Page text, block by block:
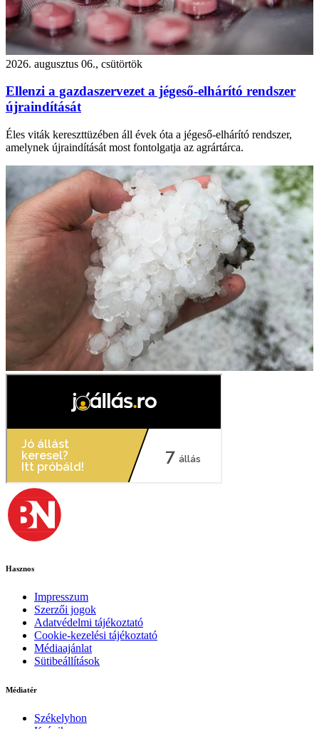
2026. augusztus 06., csütörtök
Ellenzi a gazdaszervezet a jégeső-elhárító rendszer
újraindítását
Éles viták kereszttüzében áll évek óta a jégeső-elhárító rendszer,
amelynek újraindítását most fontolgatja az agrártárca.
Hasznos
Impresszum
Szerzői jogok
Adatvédelmi tájékoztató
Cookie-kezelési tájékoztató
Médiaajánlat
Sütibeállítások
Médiatér
Székelyhon